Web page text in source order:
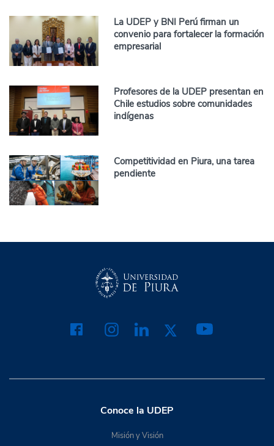
La UDEP y BNI Perú firman un
convenio para fortalecer la formación
empresarial
Profesores de la UDEP presentan en
Chile estudios sobre comunidades
indígenas
Competitividad en Piura, una tarea
pendiente
Conoce la UDEP
Misión y Visión